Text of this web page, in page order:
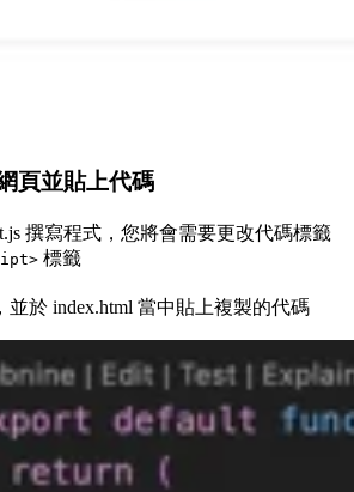
頁並貼上代碼
撰寫程式，您將會需要更改代碼標籤
標籤
並於 index.html 當中貼上複製的代碼